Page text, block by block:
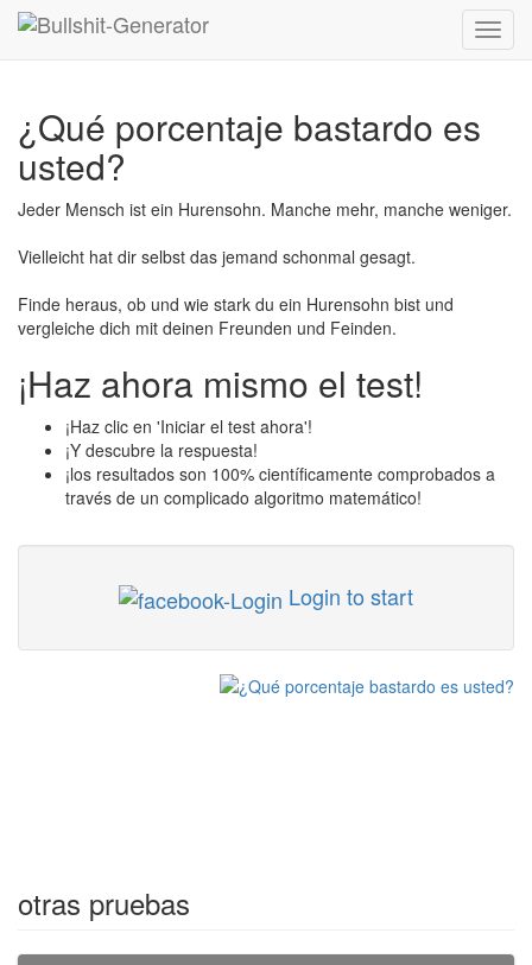
¿Qué porcentaje bastardo es
usted?
Jeder Mensch ist ein Hurensohn. Manche mehr, manche weniger.
Vielleicht hat dir selbst das jemand schonmal gesagt.
Finde heraus, ob und wie stark du ein Hurensohn bist und
vergleiche dich mit deinen Freunden und Feinden.
¡Haz ahora mismo el test!
¡Haz clic en 'Iniciar el test ahora'!
¡Y descubre la respuesta!
¡los resultados son 100% científicamente comprobados a
través de un complicado algoritmo matemático!
Login to start
otras pruebas